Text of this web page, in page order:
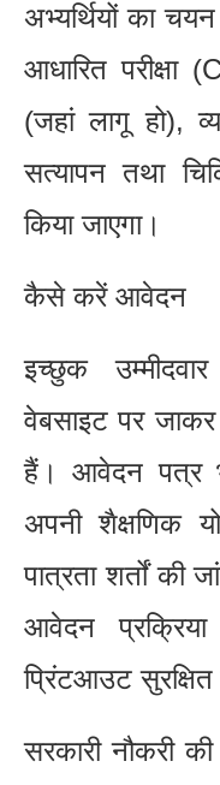
अभ्यर्थियों का
आधारित परीक्षा
(जहां लागू हो),
सत्यापन तथा
किया जाएगा।
कैसे करें आवेदन
इच्छुक
वेबसाइट पर
हैं। आवेदन पत्र
अपनी शैक्षणिक
पात्रता शर्तों की
आवेदन
प्रिंटआउट
सरकारी नौकरी